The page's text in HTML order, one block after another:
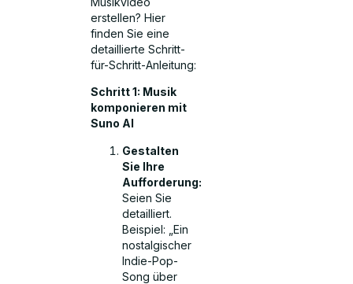
erstellen? Hier
finden Sie eine
detaillierte Schritt-
für-Schritt-Anleitung:
Schritt 1: Musik
komponieren mit
Suno AI
Gestalten
Sie Ihre
Aufforderung:
Seien Sie
detailliert.
Beispiel: „Ein
nostalgischer
Indie-Pop-
Song über